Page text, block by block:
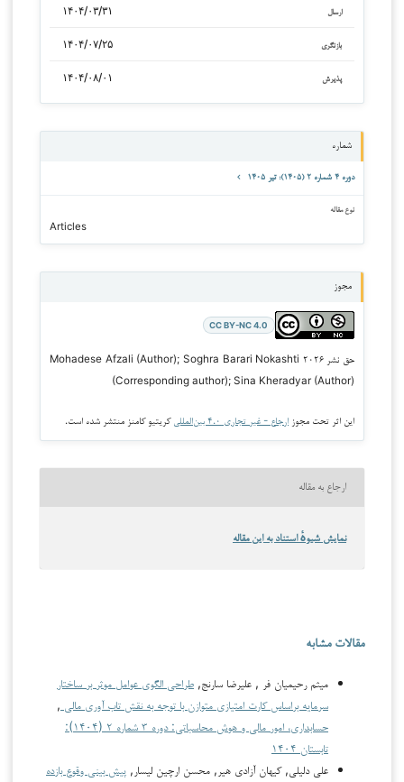
ارسال ۱۴۰۴/۰۳/۳۱
بازنگری ۱۴۰۴/۰۷/۲۵
پذیرش ۱۴۰۴/۰۸/۰۱
شماره
دوره ۴ شماره ۲ (۱۴۰۵): تیر ۱۴۰۵
نوع مقاله
Articles
مجوز
CC BY-NC 4.0
حق نشر ۲۰۲۶ Mohadese Afzali (Author); Soghra Barari Nokashti
(Corresponding author); Sina Kheradyar (Author)
این اثر تحت مجوز ارجاع - غیر تجاری ۴.۰ بین‌المللی کریتیو کامنز منتشر شده است.
ارجاع به مقاله
نمایش شیوهٔ استناد به این مقاله
مقالات مشابه
میثم رحیمیان فر , علیرضا سارنج, طراحی الگوی عوامل موثر بر ساختار
سرمایه براساس کارت امتیازی متوازن با توجه به نقش تاب آوری مالی ,
حسابداری، امور مالی و هوش محاسباتی: دوره ۳ شماره ۲ (۱۴۰۴):
تابستان ۱۴۰۴
علی دلیلی, کیهان آزادی هیر, محسن ارچین لیسار, پیش بینی وقوع بازده